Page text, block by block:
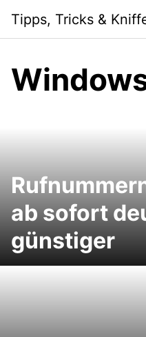
content
Tipps, Tricks &
ab sofort
günstiger